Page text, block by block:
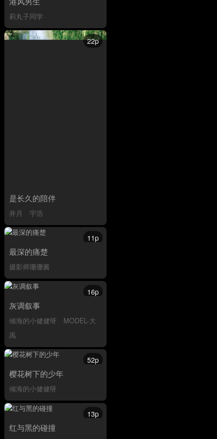
莉丸子同学
22p
是长久的陪伴
井月 宇浩
11p
最深的痛楚
摄影师珊珊酱
16p
灰调叙事
倾海的小健健呀
MODEL-大
禹
52p
樱花树下的少年
倾海的小健健呀
13p
红与黑的碰撞